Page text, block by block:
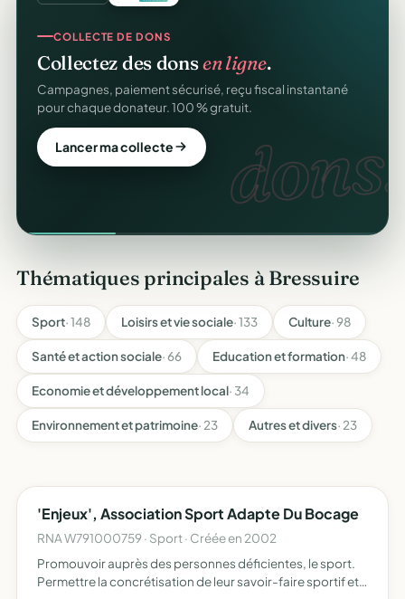
dons.
COLLECTE DE DONS
Collectez des donsen ligne.
Campagnes, paiement sécurisé, reçu fiscal instantané
pour chaque donateur. 100 % gratuit.
Lancer ma collecte
Thématiques principales à Bressuire
Sport· 148 Loisirs et vie sociale· 133 Culture· 98
Santé et action sociale· 66 Education et formation· 48
Economie et développement local· 34
Environnement et patrimoine· 23 Autres et divers· 23
'Enjeux', Association Sport Adapte Du Bocage
RNA W791000759 · Sport · Créée en 2002
Promouvoir auprès des personnes déficientes, le sport.
Permettre la concrétisation de leur savoir-faire sportif et